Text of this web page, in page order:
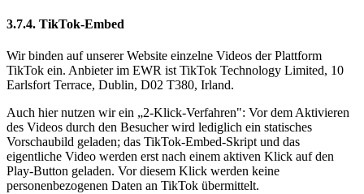
3.7.4. TikTok-Embed
Wir binden auf unserer Website einzelne Videos der Plattform
TikTok ein. Anbieter im EWR ist TikTok Technology Limited, 10
Earlsfort Terrace, Dublin, D02 T380, Irland.
Auch hier nutzen wir ein „2-Klick-Verfahren": Vor dem Aktivieren
des Videos durch den Besucher wird lediglich ein statisches
Vorschaubild geladen; das TikTok-Embed-Skript und das
eigentliche Video werden erst nach einem aktiven Klick auf den
Play-Button geladen. Vor diesem Klick werden keine
personenbezogenen Daten an TikTok übermittelt.